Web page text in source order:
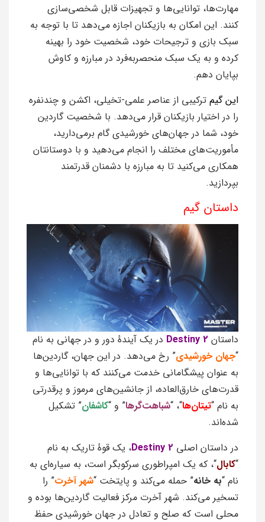
مهارت‌ها، توانایی‌ها و تجهیزات قابل شخصی‌سازی
کنند. این امکان به بازیکنان اجازه می‌دهد تا با توجه به
سبک بازی و ترجیحات خود، شخصیت خود را بهینه
کرده و به یک سبک منحصربه‌فرد در مبارزه و کاوش
بپایان دهم.
این گیم ترکیبی از عناصر علمی-تخیلی، اکشن و چندنفره
را در اختیار بازیکنان قرار می‌دهد. با شخصیت گاردین
خود، شما در جهان‌های خورشیدی گام برمی‌دارید،
مأموریت‌های مختلف را انجام می‌دهید و با دوستانتان
همکاری می‌کنید تا به مبارزه با دشمنان قدرتمند
بپردازید.
داستان گیم
داستان Destiny 2 در یک آیندهٔ دور و در جهانی به نام
“جهان خورشیدی” رخ می‌دهد. در این جهان، گاردین‌ها
به عنوان پیشگامانی خدمت می‌کنند که با توانایی‌ها و
قدرت‌های خارق‌العاده، از جانشین‌های مرموز و پرقدرتی
به نام “تیتان‌ها“، “شباهت‌گرها” و “کاشفان” تشکیل
شده‌اند.
در داستان اصلی Destiny 2، یک قوهٔ تاریک به نام
“کابال“، که یک امپراطوری سرکوبگر است، به سیاره‌ای به
نام “به خانه” حمله می‌کند و پایتخت “شهر آخرت” را
تسخیر می‌کند. شهر آخرت مرکز فعالیت گاردین‌ها بوده و
محلی است که صلح و تعادل در جهان خورشیدی حفظ